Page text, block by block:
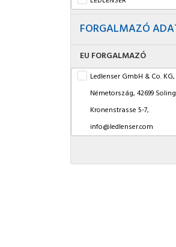
FORGALMAZÓ
EU FORGALMAZÓ
Ledlenser GmbH & Co. KG,
Németország, 42699
Kronenstrasse 5-7,
info@ledlenser.com